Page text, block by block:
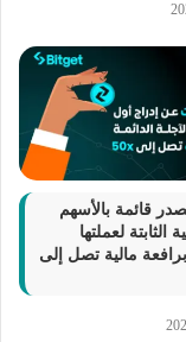
قائمة بالأسهم
الثابتة لعملتها
برافعة مالية تصل إلى